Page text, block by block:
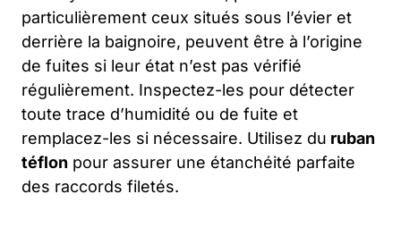
particulièrement ceux situés sous l’évier et
derrière la baignoire, peuvent être à l’origine
de fuites si leur état n’est pas vérifié
régulièrement. Inspectez-les pour détecter
toute trace d’humidité ou de fuite et
remplacez-les si nécessaire. Utilisez du ruban
téflon pour assurer une étanchéité parfaite
des raccords filetés.